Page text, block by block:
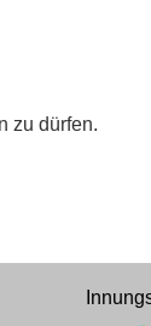
zu dürfen.